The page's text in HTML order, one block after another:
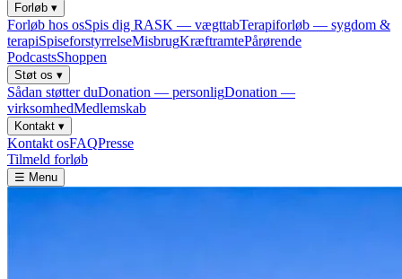
Forløb ▾
Forløb hos osSpis dig RASK — vægttabTerapiforløb — sygdom &
terapiSpiseforstyrrelseMisbrugKræftramtePårørende
PodcastsShoppen
Støt os ▾
Sådan støtter duDonation — personligDonation —
virksomhedMedlemskab
Kontakt ▾
Kontakt osFAQPresse
Tilmeld forløb
☰ Menu